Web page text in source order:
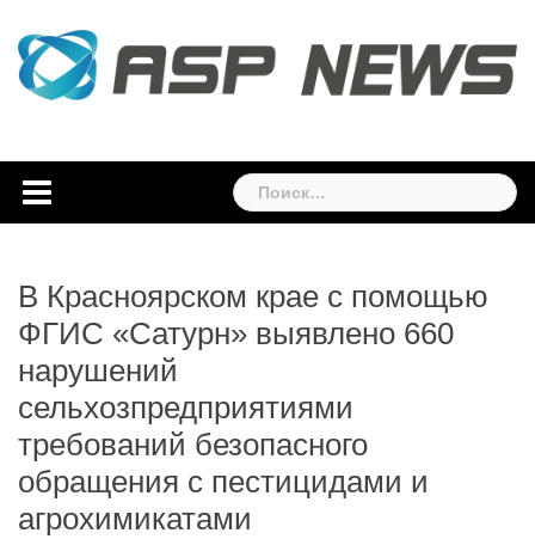
content
Найти:
В Красноярском крае с помощью
ФГИС «Сатурн» выявлено 660
нарушений
сельхозпредприятиями
требований безопасного
обращения с пестицидами и
агрохимикатами